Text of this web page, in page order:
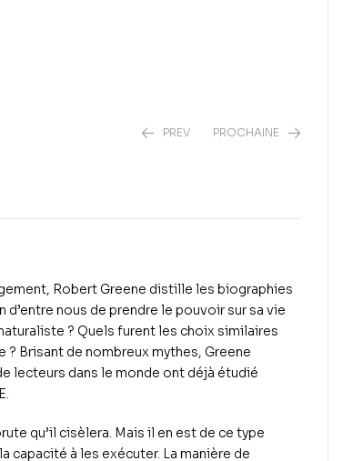
PREV PROCHAINE
Robert Greene distille les biographies
nous de prendre le pouvoir sur sa vie
? Quels furent les choix similaires
? Brisant de nombreux mythes, Greene
lecteurs dans le monde ont déjà étudié
qu’il cisèlera. Mais il en est de ce type
capacité à les exécuter. La manière de